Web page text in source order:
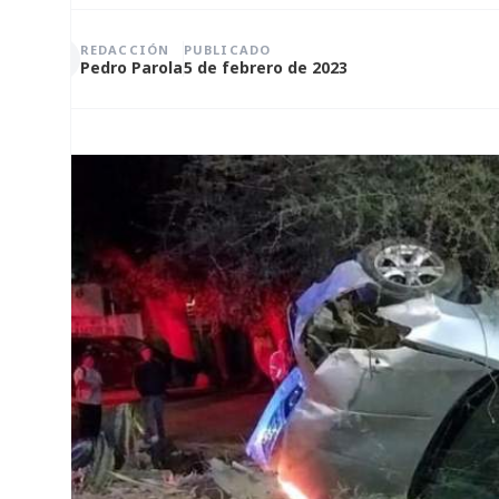
REDACCIÓN
Pedro Parola
PUBLICADO
5 de febrero de 2023